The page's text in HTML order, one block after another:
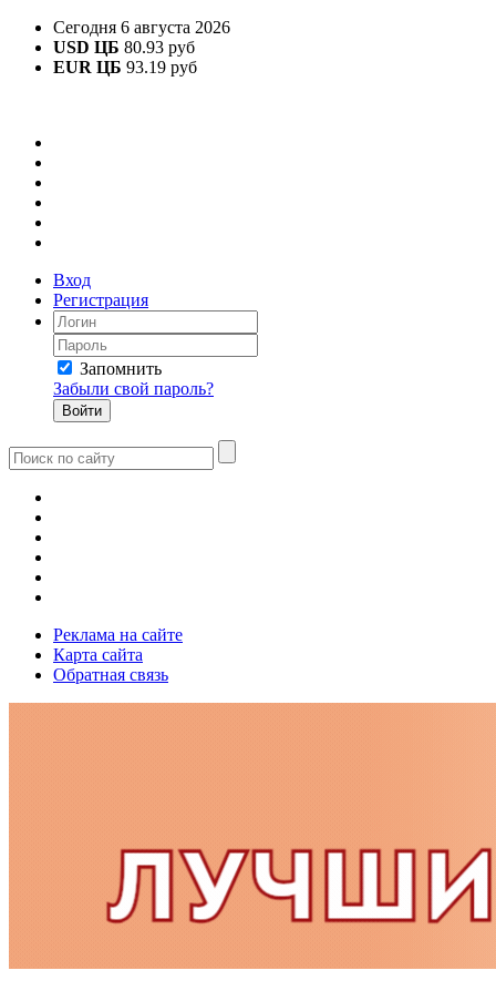
Сегодня 6 августа 2026
USD ЦБ 80.93 руб
EUR ЦБ 93.19 руб
Вход
Регистрация
Запомнить
Забыли свой пароль?
Реклама на сайте
Карта сайта
Обратная связь